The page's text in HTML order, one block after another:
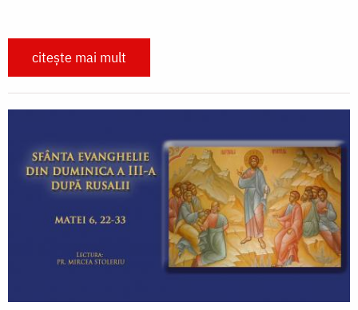
citește mai mult